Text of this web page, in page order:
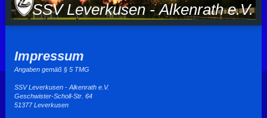
SSV Leverkusen - Alkenrath e.V.
Impressum
Angaben gemäß § 5 TMG
SSV Leverkusen - Alkenrath e.V.
Geschwister-Scholl-Str. 64
51377 Leverkusen